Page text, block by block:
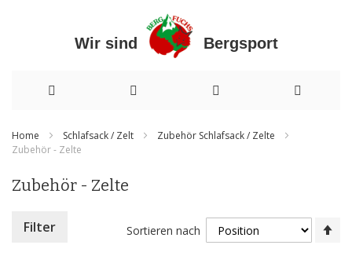
Wir sind Bergsport
zum
Inhalt
Home Schlafsack / Zelt
Zubehör Schlafsack / Zelte
Zubehör - Zelte
Zubehör - Zelte
Sortieren nach
Filter